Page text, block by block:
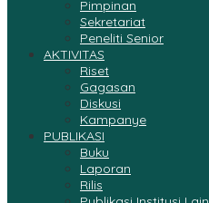
Pimpinan
Sekretariat
Peneliti Senior
AKTIVITAS
Riset
Gagasan
Diskusi
Kampanye
PUBLIKASI
Buku
Laporan
Rilis